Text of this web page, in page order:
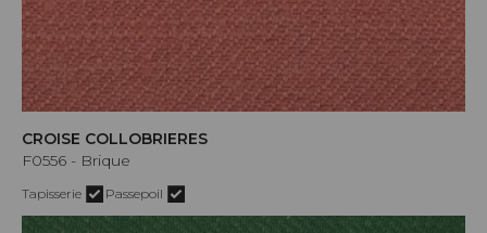
CROISE COLLOBRIERES
F0556 - Brique
Tapisserie Passepoil